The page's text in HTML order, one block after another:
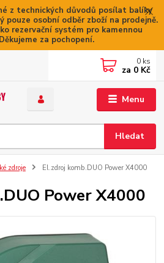
z technických důvodů posílat balíky
pouze osobní odběr zboží na prodejně.
rezervační systém pro kamennou
za pochopení.
Menu
Hledat
0 ks
za 0 Kč
zdroje El.zdroj komb.DUO Power X4000
Power X4000